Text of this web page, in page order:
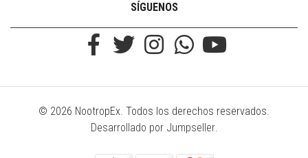
SÍGUENOS
© 2026 NootropEx. Todos los derechos reservados.
Desarrollado por Jumpseller.